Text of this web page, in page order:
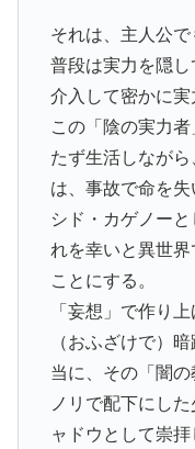
それは、主人公で
普段は実力を隠
介入して密かに実
この「陰の実力
たず生活しなが
は、事故で命を失
シド・カゲノー
れを幸いと異世
ことにする。
「妄想」で作り
（おふざけで）
当に、その「闇
ノリで配下にし
ャドウとして崇